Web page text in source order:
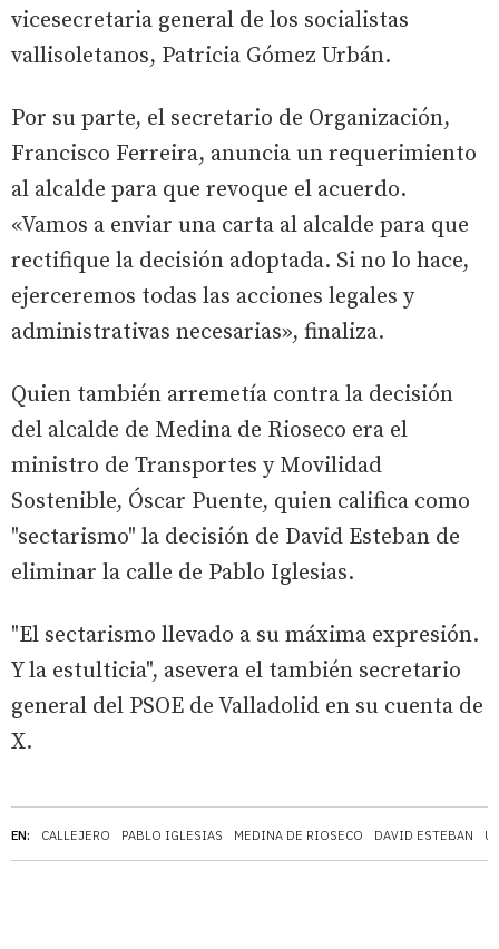
EN: CALLEJERO PABLO IGLESIAS MEDINA DE RIOSECO DAVID ESTEBAN
vicesecretaria general de los socialistas
vallisoletanos, Patricia Gómez Urbán.
Por su parte, el secretario de Organización,
Francisco Ferreira, anuncia un requerimiento
al alcalde para que revoque el acuerdo.
«Vamos a enviar una carta al alcalde para que
rectifique la decisión adoptada. Si no lo hace,
ejerceremos todas las acciones legales y
administrativas necesarias», finaliza.
Quien también arremetía contra la decisión
del alcalde de Medina de Rioseco era el
ministro de Transportes y Movilidad
Sostenible, Óscar Puente, quien califica como
"sectarismo" la decisión de David Esteban de
eliminar la calle de Pablo Iglesias.
"El sectarismo llevado a su máxima expresión.
Y la estulticia", asevera el también secretario
general del PSOE de Valladolid en su cuenta de
X.